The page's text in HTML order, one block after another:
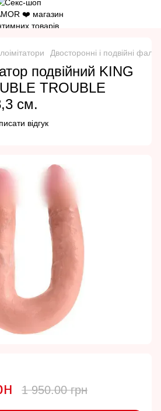
Двосторонні і подвійні
подвійний KING
TROUBLE
см.
відгук
1 950.00 грн